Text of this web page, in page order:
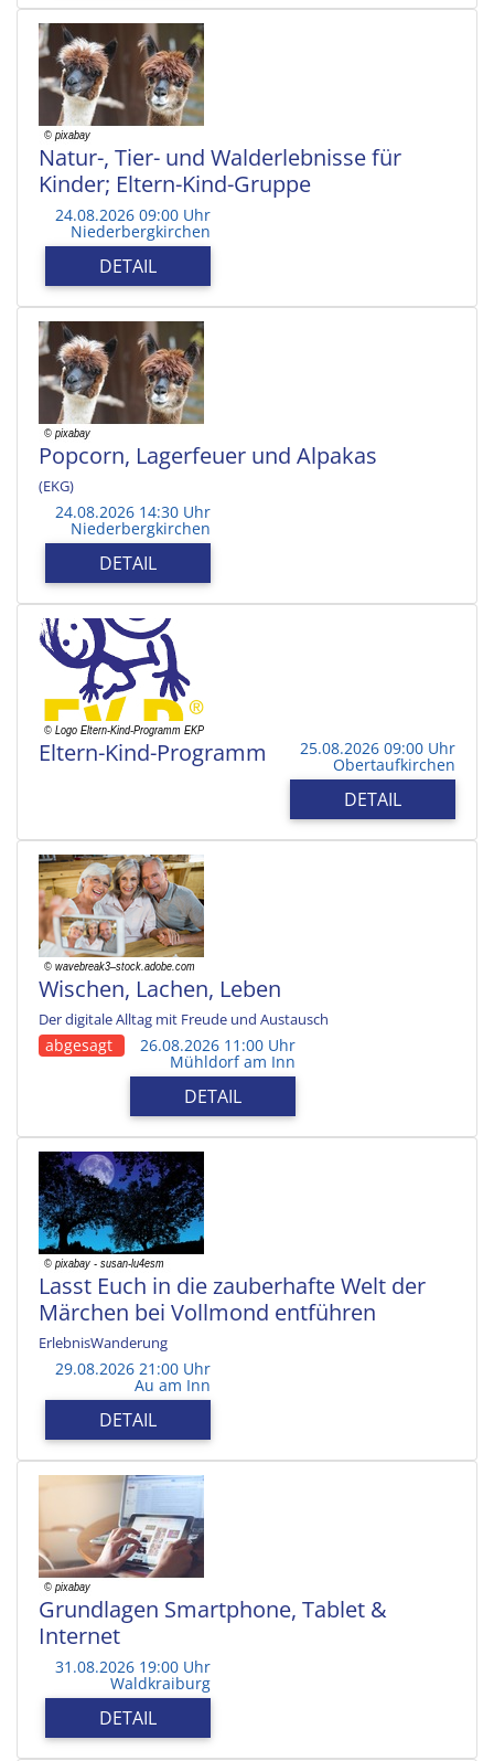
Natur-, Tier- und Walderlebnisse für
Kinder; Eltern-Kind-Gruppe
24.08.2026 09:00 Uhr
Niederbergkirchen
DETAIL
Popcorn, Lagerfeuer und Alpakas
(EKG)
24.08.2026 14:30 Uhr
Niederbergkirchen
DETAIL
Eltern-Kind-Programm 25.08.2026 09:00 Uhr
Obertaufkirchen
DETAIL
Wischen, Lachen, Leben
Der digitale Alltag mit Freude und Austausch
abgesagt 26.08.2026 11:00 Uhr
Mühldorf am Inn
DETAIL
Lasst Euch in die zauberhafte Welt der
Märchen bei Vollmond entführen
ErlebnisWanderung
29.08.2026 21:00 Uhr
Au am Inn
DETAIL
Grundlagen Smartphone, Tablet &
Internet
31.08.2026 19:00 Uhr
Waldkraiburg
DETAIL